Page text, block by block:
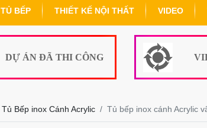
TỦ BẾP THIẾT KẾ NỘI THẤT VIDEO
DỰ ÁN ĐÃ THI CÔNG
Tủ Bếp inox Cánh Acrylic Tủ bếp inox cánh Acrylic